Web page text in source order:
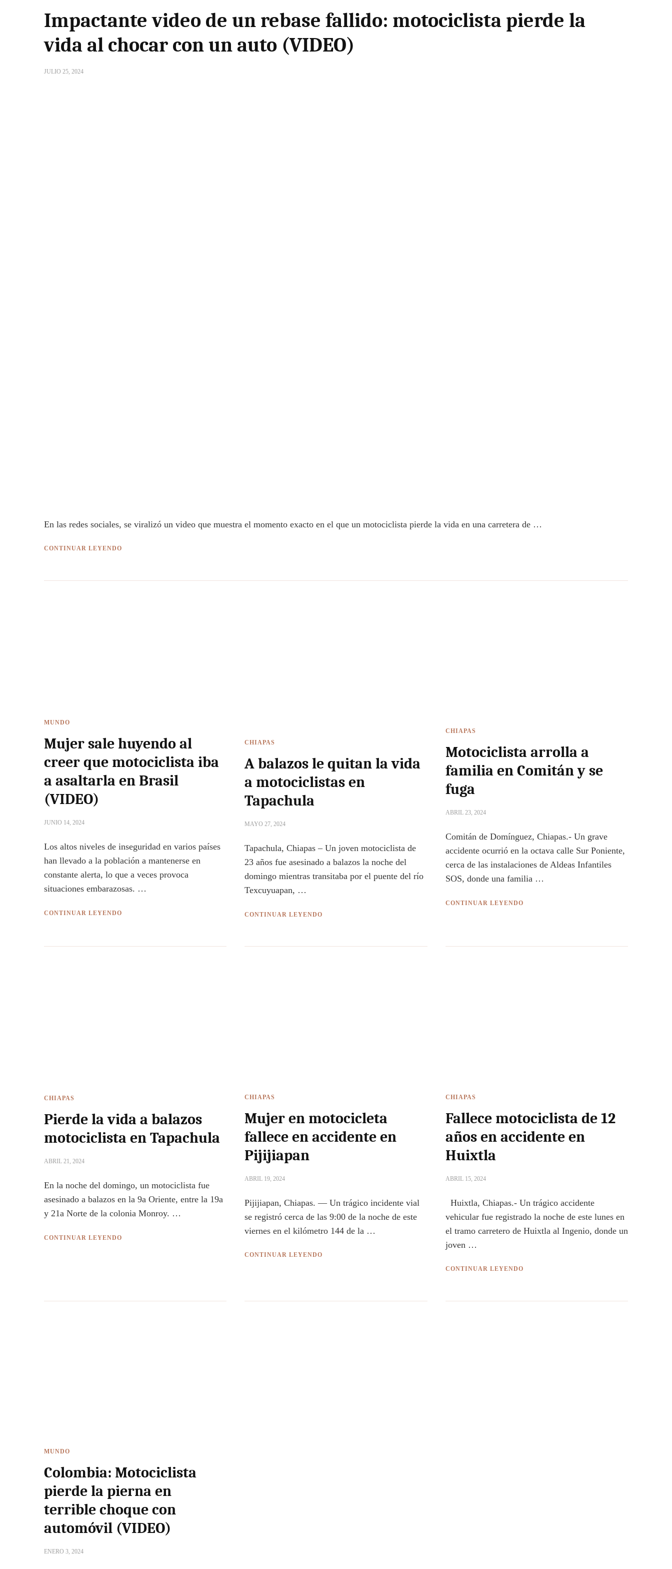
Impactante video de un rebase fallido: motociclista pierde la
vida al chocar con un auto (VIDEO)
JULIO 25, 2024
En las redes sociales, se viralizó un video que muestra el momento exacto en el que un motociclista pierde la vida en una carretera de …
CONTINUAR LEYENDO
MUNDO
Mujer sale huyendo al
creer que motociclista iba
a asaltarla en Brasil
(VIDEO)
JUNIO 14, 2024
Los altos niveles de inseguridad en varios países
han llevado a la población a mantenerse en
constante alerta, lo que a veces provoca
situaciones embarazosas. …
CONTINUAR LEYENDO
CHIAPAS
A balazos le quitan la vida
a motociclistas en
Tapachula
MAYO 27, 2024
Tapachula, Chiapas – Un joven motociclista de
23 años fue asesinado a balazos la noche del
domingo mientras transitaba por el puente del río
Texcuyuapan, …
CONTINUAR LEYENDO
CHIAPAS
Motociclista arrolla a
familia en Comitán y se
fuga
ABRIL 23, 2024
Comitán de Domínguez, Chiapas.- Un grave
accidente ocurrió en la octava calle Sur Poniente,
cerca de las instalaciones de Aldeas Infantiles
SOS, donde una familia …
CONTINUAR LEYENDO
CHIAPAS
Pierde la vida a balazos
motociclista en Tapachula
ABRIL 21, 2024
En la noche del domingo, un motociclista fue
asesinado a balazos en la 9a Oriente, entre la 19a
y 21a Norte de la colonia Monroy. …
CONTINUAR LEYENDO
CHIAPAS
Mujer en motocicleta
fallece en accidente en
Pijijiapan
ABRIL 19, 2024
Pijijiapan, Chiapas. — Un trágico incidente vial
se registró cerca de las 9:00 de la noche de este
viernes en el kilómetro 144 de la …
CONTINUAR LEYENDO
CHIAPAS
Fallece motociclista de 12
años en accidente en
Huixtla
ABRIL 15, 2024
Huixtla, Chiapas.- Un trágico accidente
vehicular fue registrado la noche de este lunes en
el tramo carretero de Huixtla al Ingenio, donde un
joven …
CONTINUAR LEYENDO
MUNDO
Colombia: Motociclista
pierde la pierna en
terrible choque con
automóvil (VIDEO)
ENERO 3, 2024